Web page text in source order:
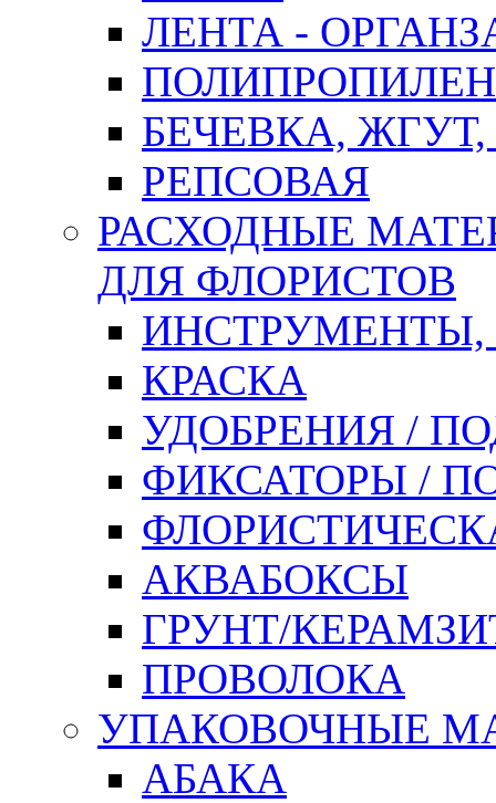
ЛЕНТА -
БЕЧЕВКА,
РЕПСОВАЯ
РАСХОДНЫЕ
ДЛЯ ФЛОРИСТОВ
ИНСТРУМЕНТЫ,
КРАСКА
УДОБРЕНИЯ /
ФИКСАТОРЫ /
АКВАБОКСЫ
ГРУНТ/
ПРОВОЛОКА
УПАКОВОЧНЫЕ
АБАКА